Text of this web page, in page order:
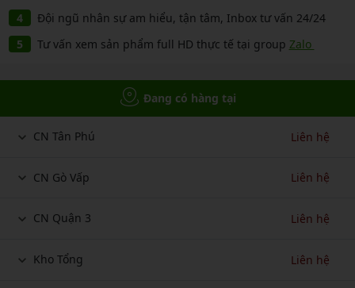
Đội ngũ nhân sự am hiểu, tận tâm, Inbox tư vấn 24/24
Tư vấn xem sản phẩm full HD thực tế tại group Zalo
Đang có hàng tại
CN Tân Phú Liên hệ
CN Gò Vấp Liên hệ
CN Quận 3 Liên hệ
Kho Tổng Liên hệ